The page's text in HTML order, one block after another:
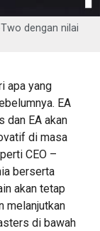
dengan nilai
apa yang
EA
dan EA akan
di masa
CEO –
berserta
akan tetap
melanjutkan
di bawah